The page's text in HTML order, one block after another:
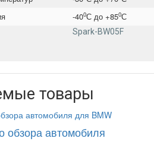
-400С до +850С
Spark-BW05F
товары
обзора автомобиля